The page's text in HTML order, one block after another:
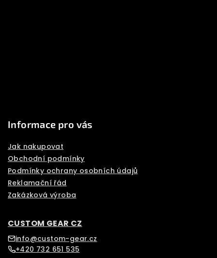
Informace pro vás
Jak nakupovat
Obchodní podmínky
Podmínky ochrany osobních údajů
Reklamační řád
Zakázková výroba
CUSTOM GEAR CZ
info@custom-gear.cz
+420 732 651 535